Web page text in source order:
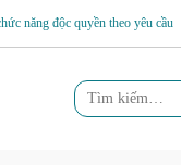
năng độc quyền theo yêu cầu
Tìm
kiếm: